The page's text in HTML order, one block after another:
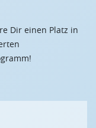
Dir einen Platz in